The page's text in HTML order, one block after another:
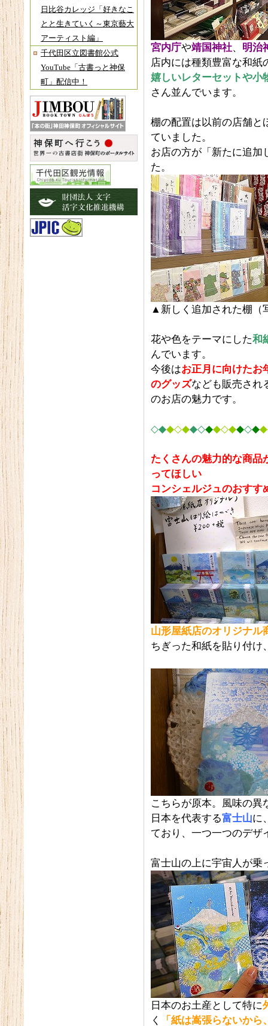
日比谷カレッジ「好きなこ
とと生きていく～東京藝大
アーティスト編」
千代田区立図書館公式
YouTube「古書っと神保
町」配信中！
宮内庁や靖国神社、 明治
店内には種類豊富な和紙
嬉しいレターセットや小
さん並んでいます。
棚の配置は以前の店舗と
ていました。
お店の方が「新たに追加
た。
▲新しく追加された棚（
花や色をテーマにした和
んでいます。
今後はお正月に向けたお
のグッズなども販売され
のお店の魅力です。
◇◆◆◇◆◆◇◆◆◇◆◆◇◆
たくさんの魅力的な商品
ってほしい
コンシェルジュのおすす
山形屋紙店のオリジナル
ちぎった和紙を貼り付け
こちらが原本。風味の異
日本を代表する富士山に
ており、一つ一つのデザ
富士山の上に宇宙人が乗
日本のお土産として特に
く
「紙は嵩張らないか